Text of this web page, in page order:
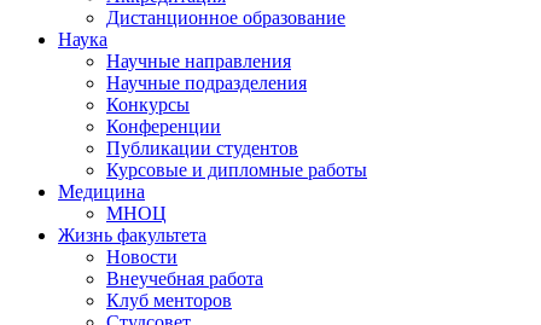
Дистанционное образование
Наука
Научные направления
Научные подразделения
Конкурсы
Конференции
Публикации студентов
Курсовые и дипломные работы
Медицина
МНОЦ
Жизнь факультета
Новости
Внеучебная работа
Клуб менторов